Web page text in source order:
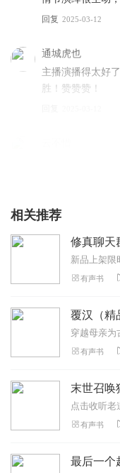
回复 2025-03-12
通城虎也
主播演播得太好
胜！赞赞赞！
专辑的音质清晰
胆”时，演员那种
2025-03-28
相关推荐
有声书
覆汉（精
穿越母亲为
有声书
末世召唤
有声书